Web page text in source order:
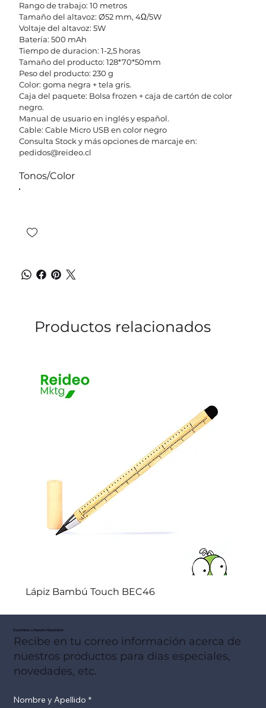
Rango de trabajo: 10 metros
Tamaño del altavoz: Ø52 mm, 4Ω/5W
Voltaje del altavoz: 5W
Batería: 500 mAh
Tiempo de duracion: 1-2,5 horas
Tamaño del producto: 128*70*50mm
Peso del producto: 230 g
Color: goma negra + tela gris.
Caja del paquete: Bolsa frozen + caja de cartón de color
negro.
Manual de usuario en inglés y español.
Cable: Cable Micro USB en color negro
Consulta Stock y más opciones de marcaje en:
pedidos@reideo.cl
Tonos/Color
Productos relacionados
Lápiz Bambú Touch BEC46
Suscribete a Nuestro Newsletter
Recibe en tu correo información acerca de
nuestros productos para días especiales,
novedades, etc.
Nombre y Apellido *